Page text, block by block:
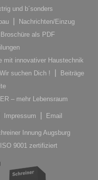
und b´sonders
Nachrichten/Einzug
Broschüre als PDF
mit innovativer Haustechnik
Wir suchen Dich !
Beiträge
– mehr Lebensraum
Impressum Email
Innung Augsburg
ISO 9001 zertifiziert